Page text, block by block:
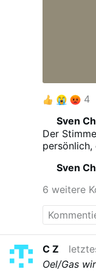
oben" zu
wo man
4
Sven
Der
Sven
6 weitere
C Z
Oel/Gas